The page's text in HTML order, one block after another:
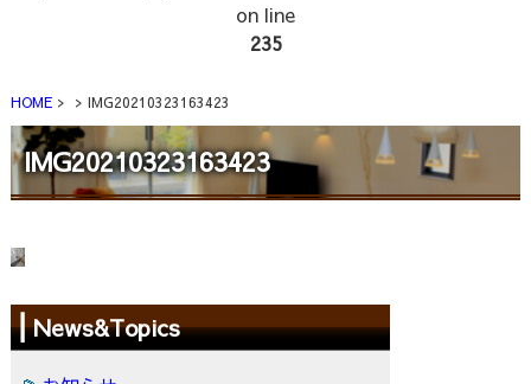
on line
235
HOME IMG20210323163423
IMG20210323163423
News&Topics